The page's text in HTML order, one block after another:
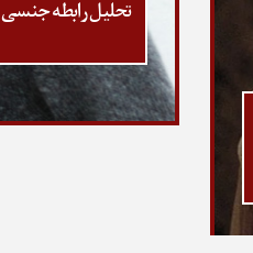
تحلیل رابطه جنسی